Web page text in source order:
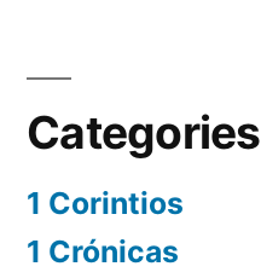
Categories
1 Corintios
1 Crónicas